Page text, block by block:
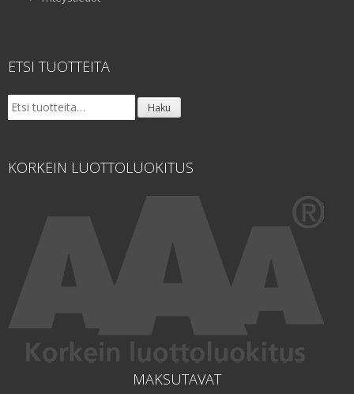
ETSI TUOTTEITA
Etsi: Haku
KORKEIN LUOTTOLUOKITUS
MAKSUTAVAT